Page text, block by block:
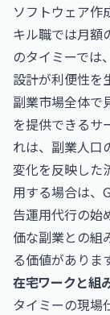
ソフトウェア作
キル職では月額
のタイミーでは
設計が利便性を
副業市場全体で
を提供できるサ
れは、副業人口
変化を反映した
用する場合は、
告運用代行の始
価な副業との組
る価値がありま
在宅ワークと組
タイミーの現場